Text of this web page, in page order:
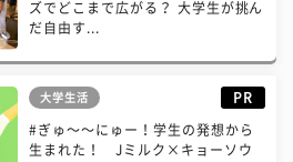
ズでどこまで広がる？ 大学生が挑ん
だ自由す...
大学生活 PR
#ぎゅ〜〜にゅー！学生の発想から
生まれた！ Jミルク×キョーソウ